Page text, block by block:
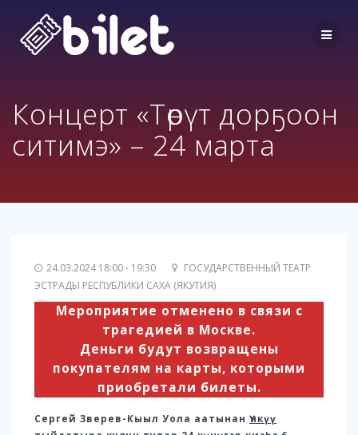
контенту
Концерт «Төрүт дорҕоон
ситимэ» – 24 марта
24.03.2024 18:00 - 19:30
ГОСУДАРСТВЕННЫЙ ТЕАТР
ЭСТРАДЫ РЕСПУБЛИКИ САХА (ЯКУТИЯ)
Мероприятие отменено в связи с
трагедией в Москве.
Деньги будут возвращены
покупателям на карты, которыми
приобретали билеты.
Сергей Зверев-Кыыл Уола аатынан Үнкүү